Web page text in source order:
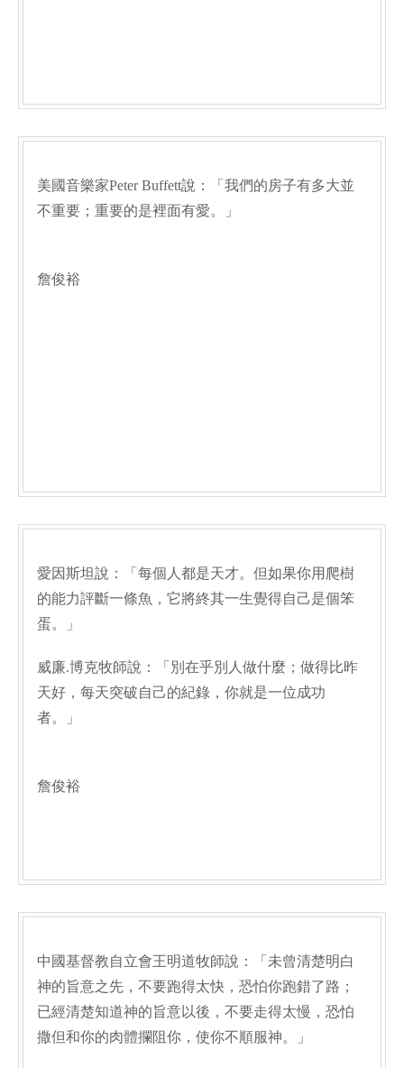
美國音樂家Peter Buffett說：「我們的房子有多大並
不重要；重要的是裡面有愛。」
詹俊裕
愛因斯坦說：「每個人都是天才。但如果你用爬樹
的能力評斷一條魚，它將終其一生覺得自己是個笨
蛋。」
威廉.博克牧師說：「別在乎別人做什麼；做得比昨
天好，每天突破自己的紀錄，你就是一位成功
者。」
詹俊裕
中國基督教自立會王明道牧師說：「未曾清楚明白
神的旨意之先，不要跑得太快，恐怕你跑錯了路；
已經清楚知道神的旨意以後，不要走得太慢，恐怕
撒但和你的肉體攔阻你，使你不順服神。」